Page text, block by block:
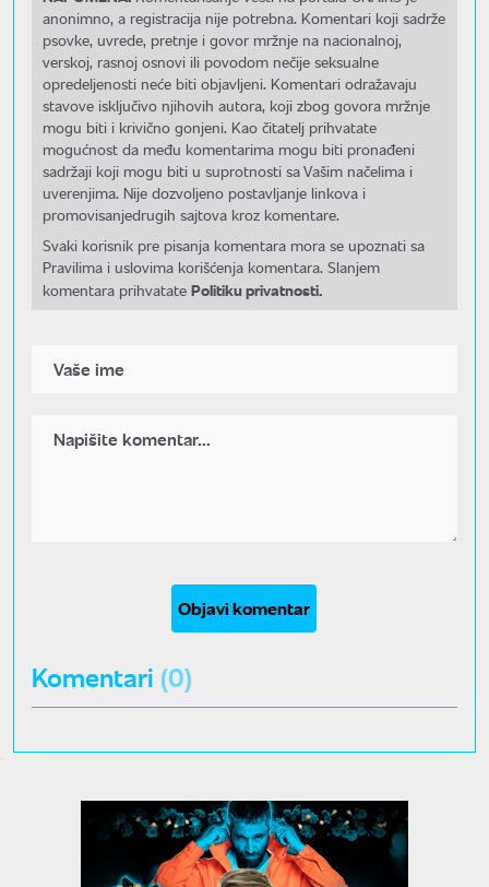
anonimno, a registracija nije potrebna. Komentari koji sadrže
psovke, uvrede, pretnje i govor mržnje na nacionalnoj,
verskoj, rasnoj osnovi ili povodom nečije seksualne
opredeljenosti neće biti objavljeni. Komentari odražavaju
stavove isključivo njihovih autora, koji zbog govora mržnje
mogu biti i krivično gonjeni. Kao čitatelj prihvatate
mogućnost da među komentarima mogu biti pronađeni
sadržaji koji mogu biti u suprotnosti sa Vašim načelima i
uverenjima. Nije dozvoljeno postavljanje linkova i
promovisanjedrugih sajtova kroz komentare.
Svaki korisnik pre pisanja komentara mora se upoznati sa
Pravilima i uslovima korišćenja komentara. Slanjem
komentara prihvatate Politiku privatnosti.
Objavi komentar
Komentari (0)